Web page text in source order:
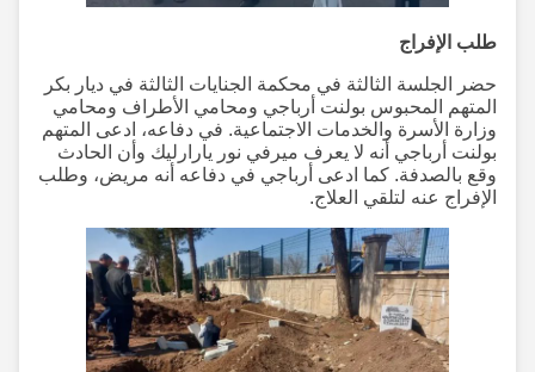
طلب الإفراج
حضر الجلسة الثالثة في محكمة الجنايات الثالثة في ديار بكر
المتهم المحبوس بولنت أرباجي ومحامي الأطراف ومحامي
وزارة الأسرة والخدمات الاجتماعية. في دفاعه، ادعى المتهم
بولنت أرباجي أنه لا يعرف ميرفي نور يارارليك وأن الحادث
وقع بالصدفة. كما ادعى أرباجي في دفاعه أنه مريض، وطلب
الإفراج عنه لتلقي العلاج.